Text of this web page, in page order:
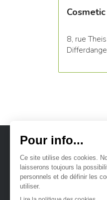
8, rue
Differdange
Ville de